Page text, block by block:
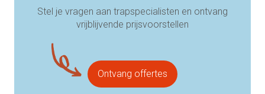
Stel je vragen aan trapspecialisten en ontvang
vrijblijvende prijsvoorstellen
Ontvang offertes